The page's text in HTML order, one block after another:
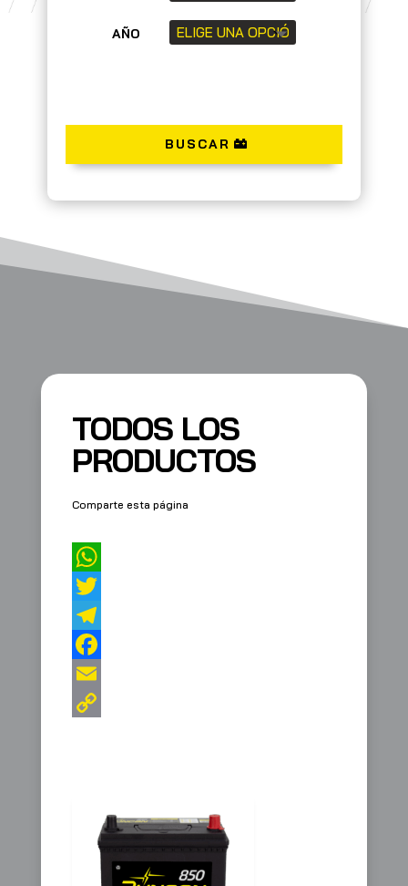
AÑO
BUSCAR
TODOS LOS
PRODUCTOS
Comparte esta página